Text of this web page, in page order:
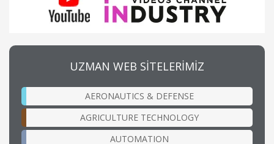
UZMAN WEB SİTELERİMİZ
AERONAUTICS & DEFENSE
AGRICULTURE TECHNOLOGY
AUTOMATION